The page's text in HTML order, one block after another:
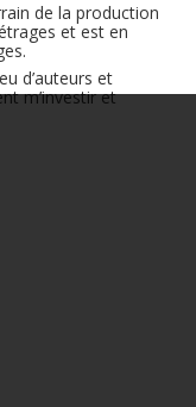
de la production
et est en
d’auteurs et
m’investir et